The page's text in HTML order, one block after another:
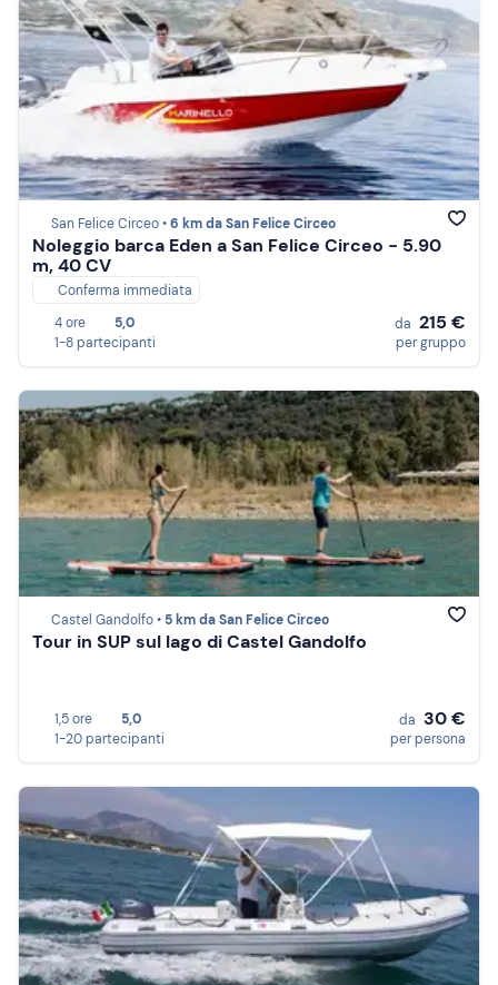
San Felice Circeo •6 km da San Felice Circeo
Noleggio barca Eden a San Felice Circeo - 5.90
m, 40 CV
Conferma immediata
4 ore
5,0
1-8 partecipanti
da 215 €
per gruppo
Castel Gandolfo • 5 km da San Felice Circeo
Tour in SUP sul lago di Castel Gandolfo
1,5 ore
5,0
1-20 partecipanti
da 30 €
per persona